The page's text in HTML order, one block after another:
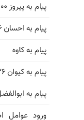
پیام به پیروز ۱۰۰۰ تهران
پیام به احسان ۲۶ کرمان
پیام به کاوه
پیام به کیوان ۲۰۲۶ تبریز
پیام به ابوالفضل ۷۵۰ از
ورود عوامل